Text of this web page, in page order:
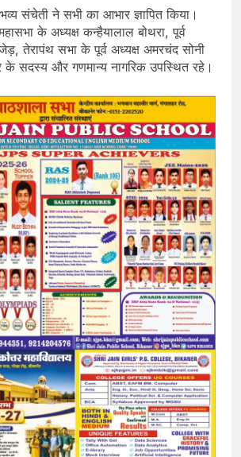
संचेती ने सभी का आभार ज्ञापित किया।
के अध्यक्ष कन्हैयालाल बोथरा, पूर्व
तेरापंथ सभा के पूर्व अध्यक्ष अमरचंद सोनी
के सदस्य और गणमान्य नागरिक उपस्थित रहे।